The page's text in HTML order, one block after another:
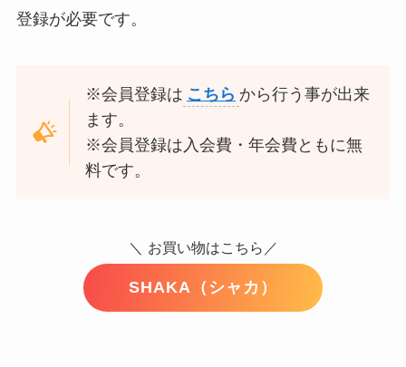
登録が必要です。
※会員登録は こちら から行う事が出来
ます。
※会員登録は入会費・年会費ともに無
料です。
＼ お買い物はこちら／
SHAKA（シャカ）